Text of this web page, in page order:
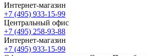
Интернет-магазин
+7 (495) 933-15-99
Центральный офис
+7 (495) 258-93-88
Интернет-магазин
+7 (495) 933-15-99